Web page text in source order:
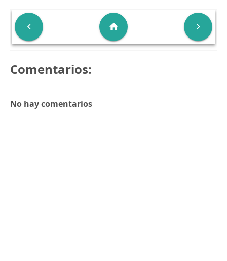
 
home
Comentarios:
No hay comentarios